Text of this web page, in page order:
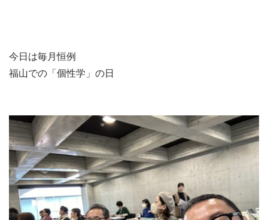
今日は毎月恒例
福山での「個性学」の日